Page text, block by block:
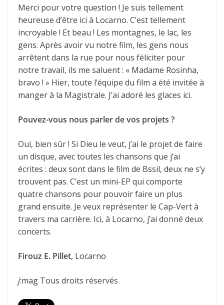
Merci pour votre question ! Je suis tellement
heureuse d’être ici à Locarno. C’est tellement
incroyable ! Et beau ! Les montagnes, le lac, les
gens. Après avoir vu notre film, les gens nous
arrêtent dans la rue pour nous féliciter pour
notre travail, ils me saluent : « Madame Rosinha,
bravo ! » Hier, toute l’équipe du film a été invitée à
manger à la Magistrale. J’ai adoré les glaces ici.
Pouvez-vous nous parler de vos projets ?
Oui, bien sûr ! Si Dieu le veut, j’ai le projet de faire
un disque, avec toutes les chansons que j’ai
écrites : deux sont dans le film de Bssil, deux ne s’y
trouvent pas. C’est un mini-EP qui comporte
quatre chansons pour pouvoir faire un plus
grand ensuite. Je veux représenter le Cap-Vert à
travers ma carrière. Ici, à Locarno, j’ai donné deux
concerts.
Firouz E. Pillet, Locarno
j:mag Tous droits réservés